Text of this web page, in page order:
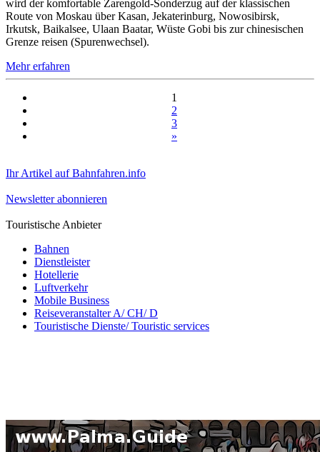
wird der komfortable Zarengold-Sonderzug auf der klassischen
Route von Moskau über Kasan, Jekaterinburg, Nowosibirsk,
Irkutsk, Baikalsee, Ulaan Baatar, Wüste Gobi bis zur chinesischen
Grenze reisen (Spurenwechsel).
Mehr erfahren
1
2
3
»
Ihr Artikel auf Bahnfahren.info
Newsletter abonnieren
Touristische Anbieter
Bahnen
Dienstleister
Hotellerie
Luftverkehr
Mobile Business
Reiseveranstalter A/ CH/ D
Touristische Dienste/ Touristic services